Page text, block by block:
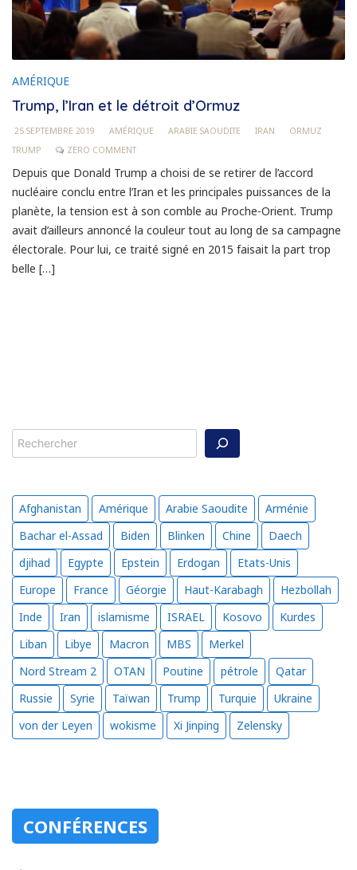
AMÉRIQUE
Trump, l’Iran et le détroit d’Ormuz
25 SEPTEMBRE 2019 AMÉRIQUE ARABIE SAOUDITE IRAN
ORMUZ
TRUMP
ZERO COMMENT
Depuis que Donald Trump a choisi de se retirer de l’accord
nucléaire conclu entre l’Iran et les principales puissances de la
planète, la tension est à son comble au Proche-Orient. Trump
avait d’ailleurs annoncé la couleur tout au long de sa campagne
électorale. Pour lui, ce traité signé en 2015 faisait la part trop
belle […]
Rechercher
Afghanistan Amérique Arabie Saoudite
Arménie
Bachar el-Assad
Biden Blinken Chine
Daech
djihad
Egypte Epstein Erdogan
Etats-Unis
Europe
France Géorgie Haut-Karabagh
Hezbollah
Inde
Iran islamisme ISRAEL Kosovo
Kurdes
Liban
Libye Macron MBS
Merkel
Nord Stream 2
OTAN Poutine pétrole
Qatar
Russie
Syrie Taïwan Trump Turquie
Ukraine
von der Leyen
wokisme Xi Jinping Zelensky
CONFÉRENCES